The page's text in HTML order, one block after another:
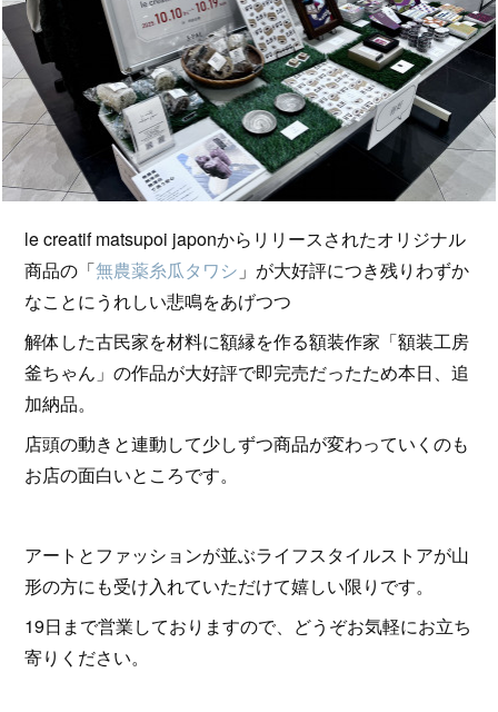
le creatif matsupoi japonからリリースされたオリジナル
商品の「無農薬糸瓜タワシ 」が大好評につき残りわずか
なことにうれしい悲鳴をあげつつ
解体した古民家を材料に額縁を作る額装作家「額装工房
釜ちゃん」の作品が大好評で即完売だったため本日、追
加納品。
店頭の動きと連動して少しずつ商品が変わっていくのも
お店の面白いところです。
アートとファッションが並ぶライフスタイルストアが山
形の方にも受け入れていただけて嬉しい限りです。
19日まで営業しておりますので、どうぞお気軽にお立ち
寄りください。